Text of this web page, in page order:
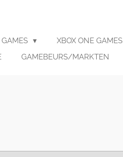
XBOX ONE GAMES
GAMEBEURS/MARKTEN